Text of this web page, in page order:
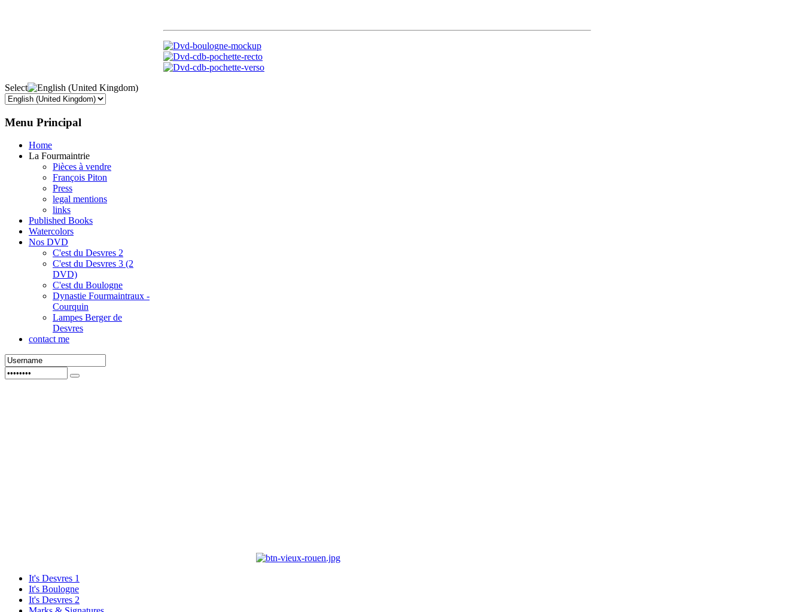
Select
Menu Principal
Home
La Fourmaintrie
Pièces à vendre
François Piton
Press
legal mentions
links
Published Books
Watercolors
Nos DVD
C'est du Desvres 2
C'est du Desvres 3 (2
DVD)
C'est du Boulogne
Dynastie Fourmaintraux -
Courquin
Lampes Berger de
Desvres
contact me
It's Desvres 1
It's Boulogne
It's Desvres 2